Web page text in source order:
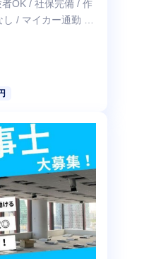
OK / 社保完備 / 作
/ マイカー通勤 /